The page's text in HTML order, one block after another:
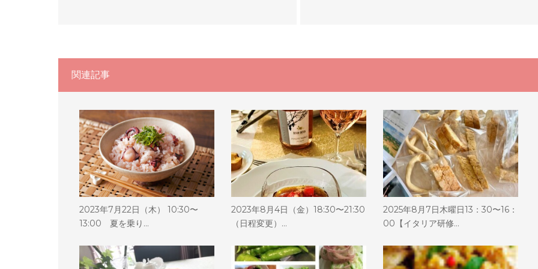
関連記事
2023年7月22日（木） 10:30〜
13:00 夏を乗り…
2023年8月4日（金）18:30〜21:30
（日程変更）…
2025年8月7日木曜日13：30〜16：
00【イタリア研修…